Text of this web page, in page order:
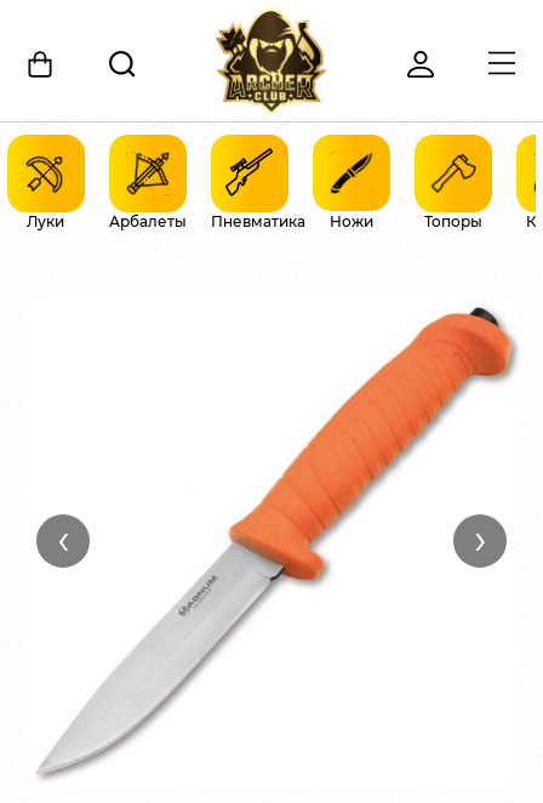
Луки Арбалеты Пневматика Ножи Топоры
‹ ›